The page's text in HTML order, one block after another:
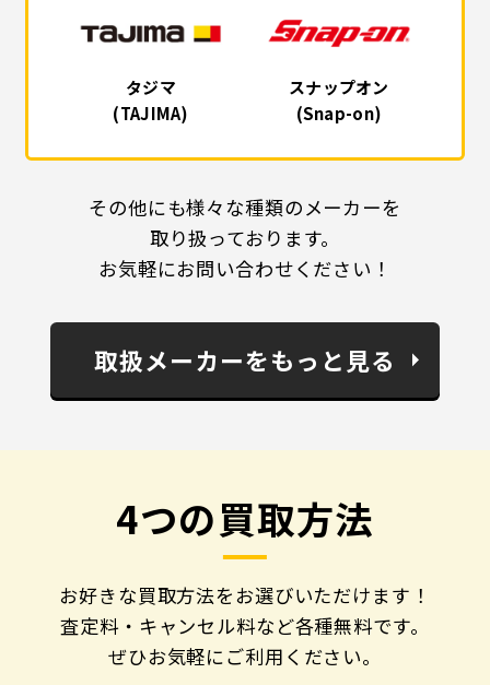
タジマ
(TAJIMA)
スナップオン
(Snap-on)
その他にも様々な種類のメーカーを
取り扱っております。
お気軽にお問い合わせください！
取扱メーカーをもっと見る
4つの買取方法
お好きな買取方法をお選びいただけます！
査定料・キャンセル料など各種無料です。
ぜひお気軽にご利用ください。